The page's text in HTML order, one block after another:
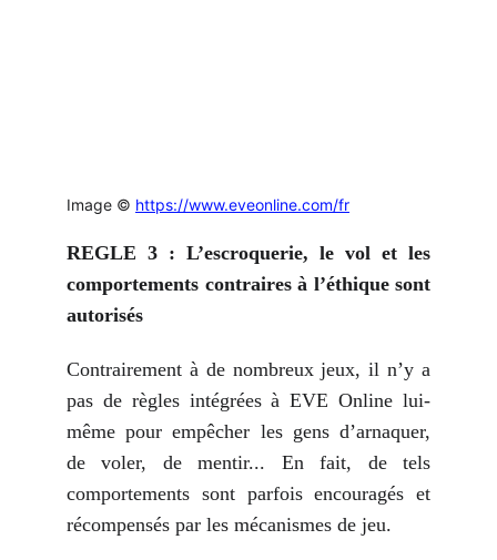
Image © https://www.eveonline.com/fr
REGLE 3 : L’escroquerie, le vol et les
comportements contraires à l’éthique sont
autorisés
Contrairement à de nombreux jeux, il n’y a
pas de règles intégrées à EVE Online lui-
même pour empêcher les gens d’arnaquer,
de voler, de mentir... En fait, de tels
comportements sont parfois encouragés et
récompensés par les mécanismes de jeu.